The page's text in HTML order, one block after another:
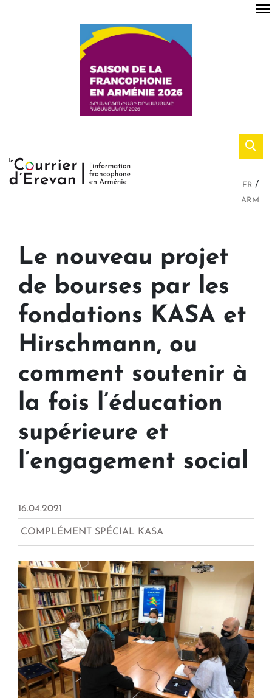
FR
ARM
Le nouveau projet
de bourses par les
fondations KASA et
Hirschmann, ou
comment soutenir à
la fois l’éducation
supérieure et
l’engagement social
16.04.2021
COMPLÉMENT SPÉCIAL KASA